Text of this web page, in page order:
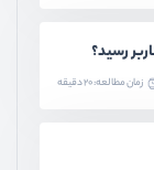
زمان مطالعه: 20 دقیقه